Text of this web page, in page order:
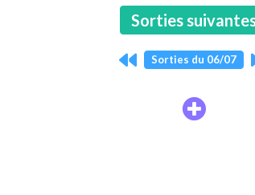
Sorties
Sorties du 06/07